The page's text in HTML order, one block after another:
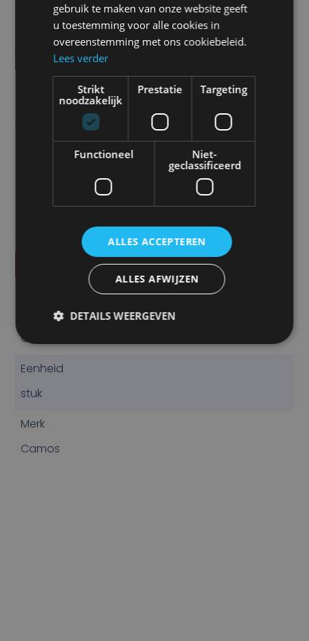
Met de Camos CB-104S monitorsplitter combineer
je tot vier camera’s. Bekijk de vier camera’s op je
monitor en wissel met de bijgeleverde
afstandsbediening van configuratie.
195,00
vermeld.
Vraag offerte aan
SPECIFICATIES
Product code
CM-CB-104S
Eenheid
stuk
Merk
Camos
gebruik te maken van onze website geeft
u toestemming voor alle cookies in
overeenstemming met ons cookiebeleid.
Lees verder
Strikt
noodzakelijk
Prestatie Targeting
Functioneel
Niet-
geclassificeerd
ALLES ACCEPTEREN
ALLES AFWIJZEN
DETAILS WEERGEVEN